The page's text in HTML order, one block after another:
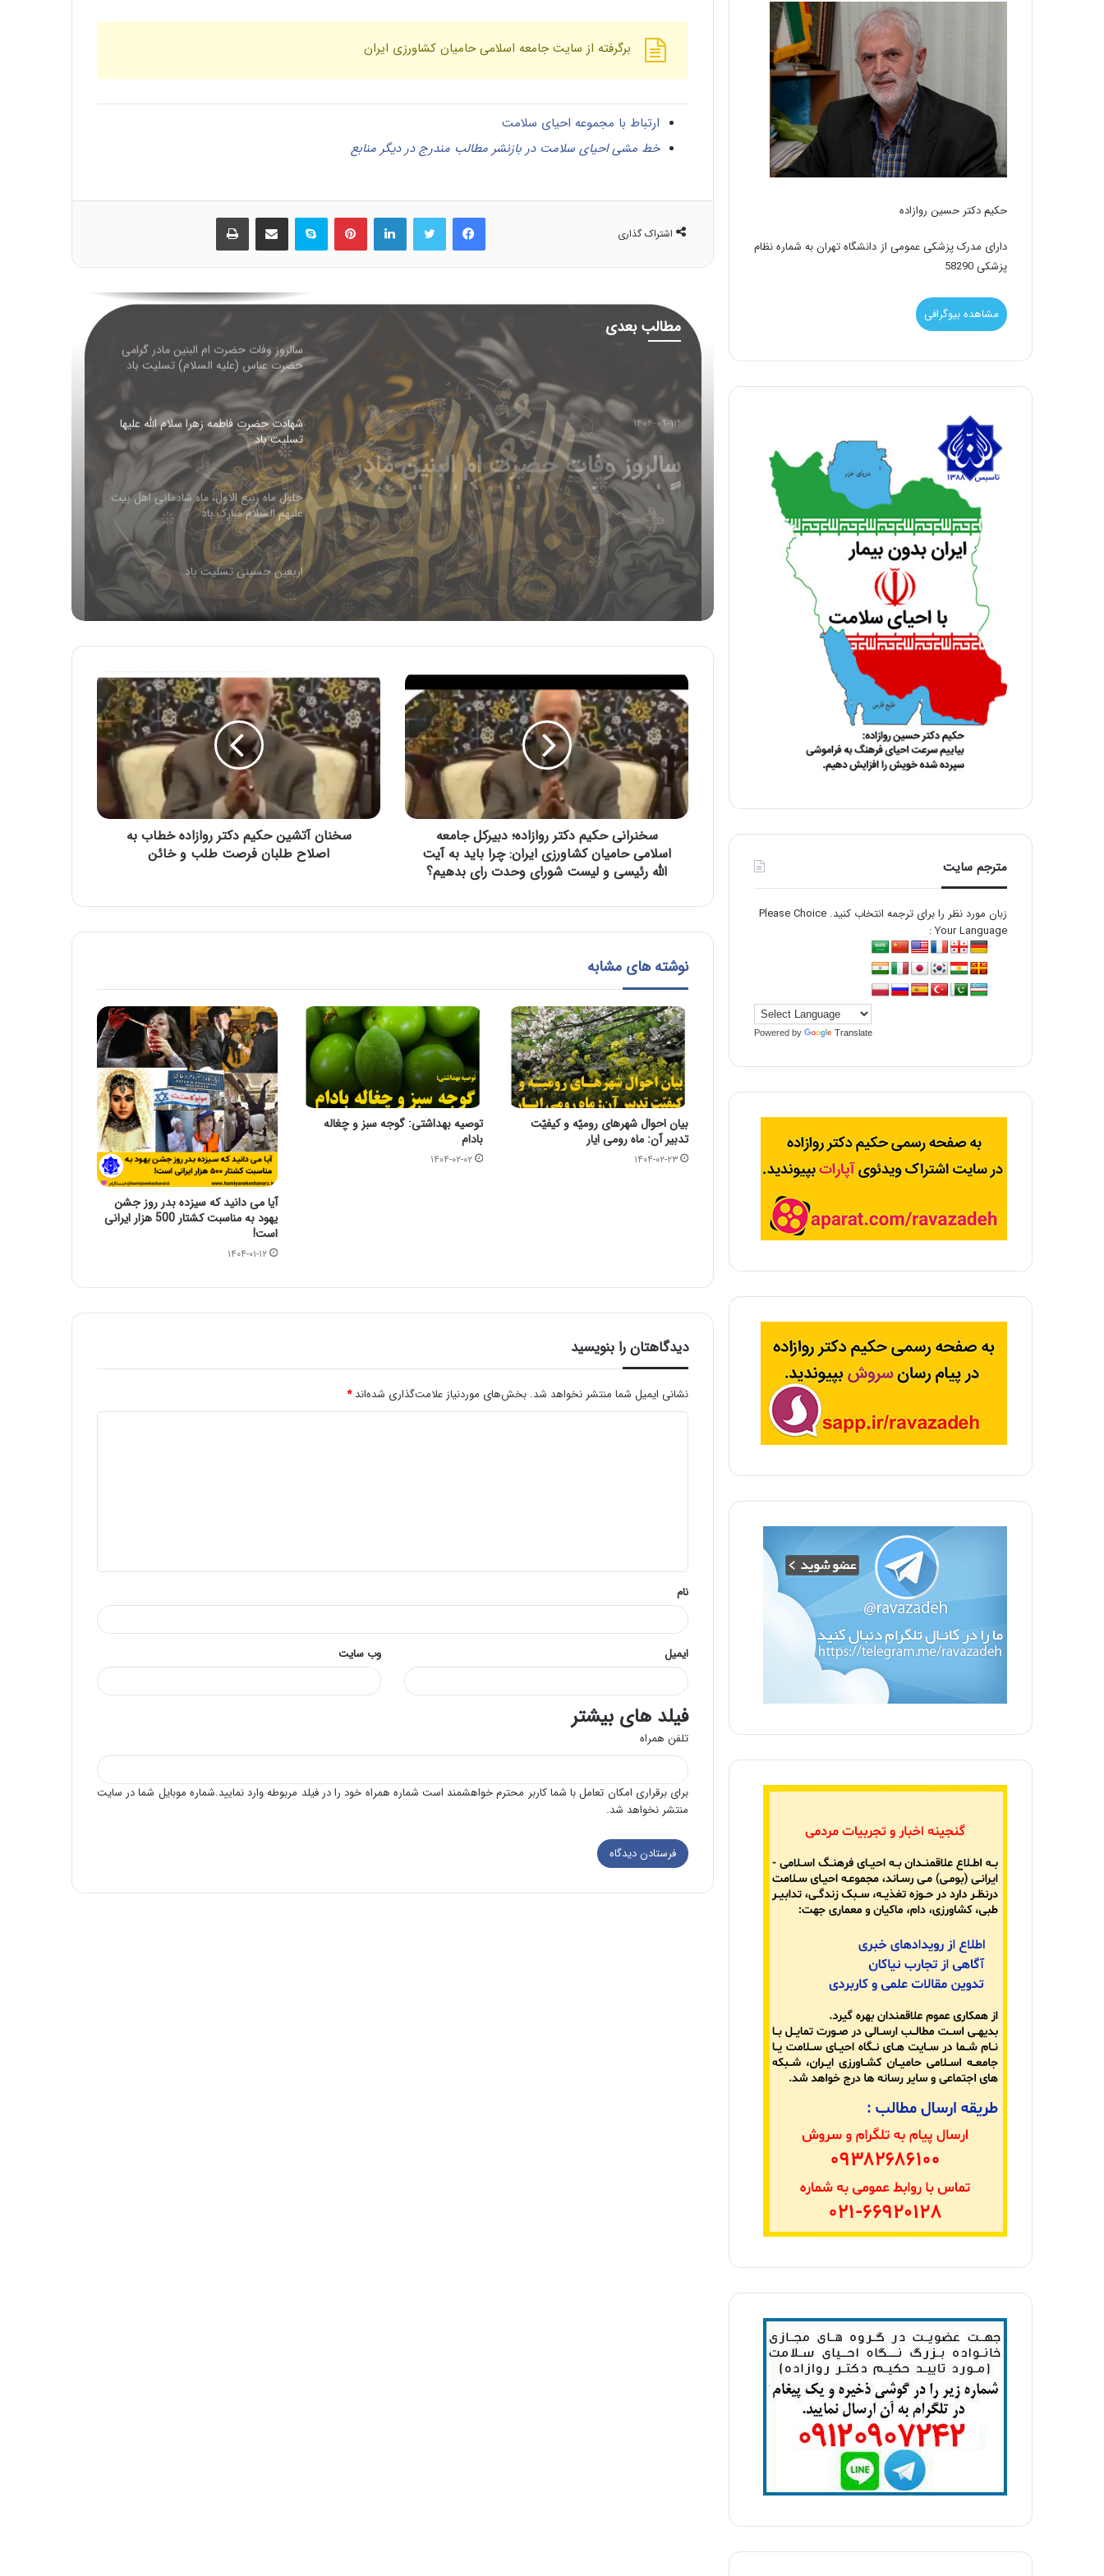
برگرفته از سایت جامعه اسلامی حامیان کشاورزی ایران
ارتباط با مجموعه احیای سلامت
خط مشی احیای سلامت در بازنشر مطالب مندرج در دیگر منابع
اشتراک گذاری
فیس بوک لینکدین ‫پین‌ترست اسکایپ اشتراک گذاری از طریق ایمیل
مطالب بعدی
۱۴۰۴-۰۹-۰۴
شهادت حضرت فاطمه زهرا سلام الله
علیها تسلیت باد
۱۲ فروردین روز جمهوری اسلامی ایران مبارک
باد
سالروز ولادت امام محمد تقی عليه السلام
مبارک باد
سالروز وفات حضرت ام البنین مادر گرامی
حضرت عباس (علیه السلام) تسلیت باد
شهادت حضرت فاطمه زهرا سلام الله علیها
تسلیت باد
حلول ماه ربیع الاول، ماه شادمانی اهل بیت
علیهم السلام مبارک باد
اربعین حسینی تسلیت باد
شهادت رئیس مذهب تشیع امام جعفر صادق
علیه السلام تسلیت باد
مناسبت کشتار 500 هزار ایرانی است!
۱۲ فروردین روز جمهوری اسلامی ایران مبارک
۱۲ فروردین روز جمهوری اسلامی ایران مبارک
باد
باقر علیه السلام بر همگان مبارک باد
سالروز وفات حضرت ام البنین مادر گرامی
حضرت عباس (علیه السلام) تسلیت باد
شهادت حضرت فاطمه زهرا سلام الله علیها
تسلیت باد
حلول ماه ربیع الاول، ماه شادمانی اهل بیت
علیهم السلام مبارک باد
سخنرانی حکیم دکتر روازاده؛ دبیرکل جامعه
اسلامی حامیان کشاورزی ایران: چرا باید به آیت
الله رئیسی و لیست شورای وحدت رای بدهیم؟
سخنان آتشین حکیم دکتر روازاده خطاب به
اصلاح طلبان فرصت طلب و خائن
نوشته های مشابه
بیان احوال شهرهای رومیّه و کیفیّت
تدبیر آن: ماه رومی ایار
۱۴۰۴-۰۲-۲۳
توصیه بهداشتی: گوجه سبز و چغاله
بادام
۱۴۰۴-۰۲-۰۲
آیا می دانید که سیزده بدر روز جشن
یهود به مناسبت کشتار 500 هزار ایرانی
است!
۱۴۰۴-۰۱-۱۲
دیدگاهتان را بنویسید
نشانی ایمیل شما منتشر نخواهد شد. بخش‌های موردنیاز علامت‌گذاری شده‌اند*
*
نام
ایمیل وب‌ سایت
فیلد های بیشتر
تلفن همراه
برای برقراری امکان تعامل با شما کاربر محترم خواهشمند است شماره همراه خود را در فیلد مربوطه وارد نمایید.شماره موبایل شما در سایت
منتشر نخواهد شد.
حکیم دکتر حسین روازاده
دارای مدرک پزشکی عمومی از دانشگاه تهران به شماره نظام
پزشکی 58290
مشاهده بیوگرافی
مترجم سایت
زبان مورد نظر را برای ترجمه انتخاب کنید. Please Choice
Your Language :
Powered by Translate